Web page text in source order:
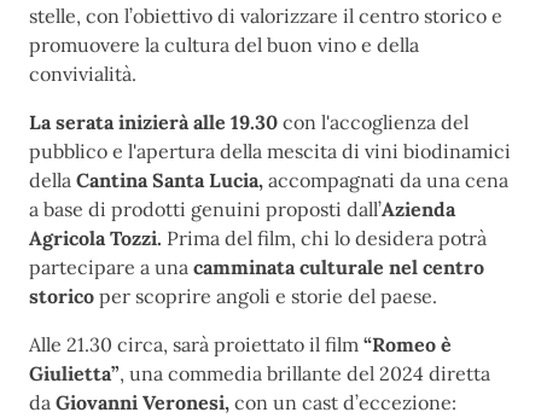
stelle, con l’obiettivo di valorizzare il centro storico e
promuovere la cultura del buon vino e della
convivialità.
La serata inizierà alle 19.30 con l'accoglienza del
pubblico e l'apertura della mescita di vini biodinamici
della Cantina Santa Lucia, accompagnati da una cena
a base di prodotti genuini proposti dall’Azienda
Agricola Tozzi. Prima del film, chi lo desidera potrà
partecipare a una camminata culturale nel centro
storico per scoprire angoli e storie del paese.
Alle 21.30 circa, sarà proiettato il film “Romeo è
Giulietta”, una commedia brillante del 2024 diretta
da Giovanni Veronesi, con un cast d’eccezione: